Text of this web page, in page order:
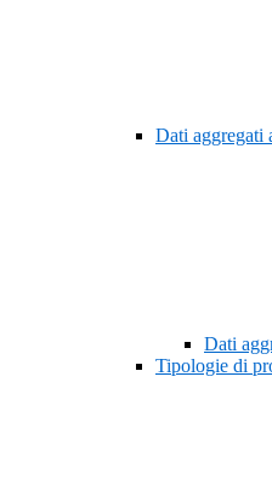
Dati aggregati
Dati
Tipologie di